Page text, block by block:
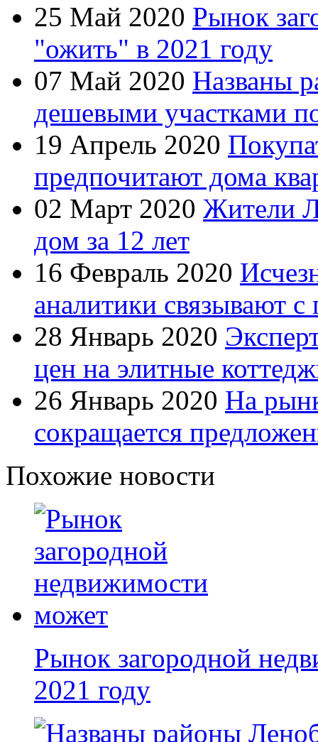
25 Май 2020 Рынок
"ожить" в 2021 году
07 Май 2020 Названы
дешевыми участками
19 Апрель 2020
предпочитают дома
02 Март 2020 Жители
дом за 12 лет
16 Февраль 2020
аналитики связывают с
28 Январь 2020
цен на элитные
26 Январь 2020 На
сокращается
Похожие новости
Рынок загородной
2021 году